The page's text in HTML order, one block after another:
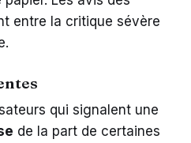
entre la critique sévère
qui signalent une
de la part de certaines